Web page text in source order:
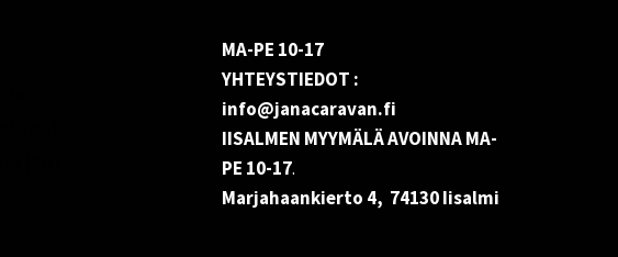
MA-PE 10-17
YHTEYSTIEDOT :
info@janacaravan.fi
IISALMEN MYYMÄLÄ AVOINNA MA-
PE 10-17.
Marjahaankierto 4, 74130 Iisalmi